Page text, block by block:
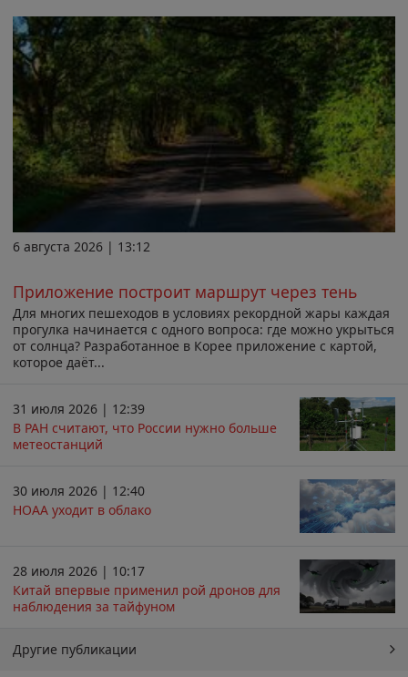
6 августа 2026 | 13:12
Приложение построит маршрут через тень
Для многих пешеходов в условиях рекордной жары каждая
прогулка начинается с одного вопроса: где можно укрыться
от солнца? Разработанное в Корее приложение с картой,
которое даёт...
31 июля 2026 | 12:39
В РАН считают, что России нужно больше
метеостанций
30 июля 2026 | 12:40
НОАА уходит в облако
28 июля 2026 | 10:17
Китай впервые применил рой дронов для
наблюдения за тайфуном
Другие публикации